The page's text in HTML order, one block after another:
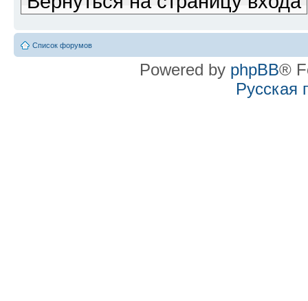
Список форумов
Powered by phpBB®
Русская